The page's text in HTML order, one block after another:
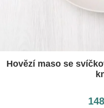
Hovězí maso se